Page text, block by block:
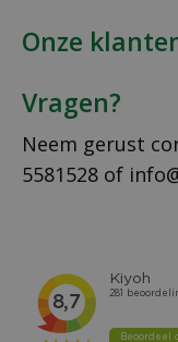
Onze
Vragen?
Neem gerust
5581528 of